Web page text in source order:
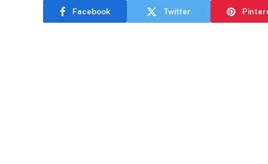
Facebook Twitter